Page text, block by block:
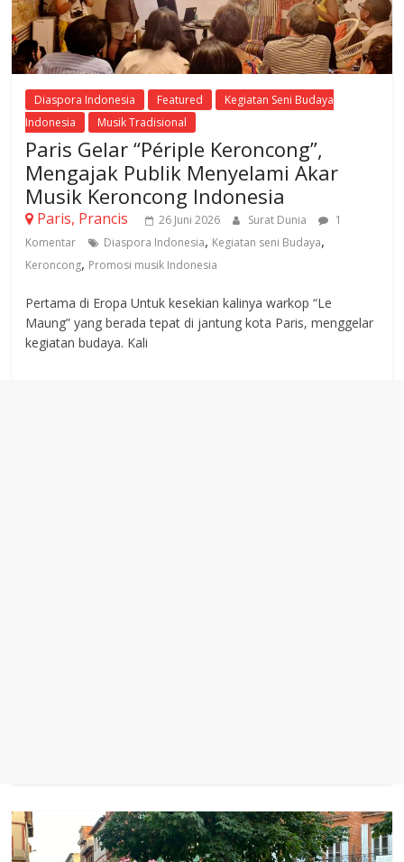
Diaspora Indonesia Featured
Kegiatan Seni Budaya
Indonesia
Musik Tradisional
Paris Gelar “Périple Keroncong”,
Mengajak Publik Menyelami Akar
Musik Keroncong Indonesia
Paris, Prancis 26 Juni 2026 Surat Dunia
1
Komentar
Diaspora Indonesia, Kegiatan seni Budaya,
Keroncong, Promosi musik Indonesia
Pertama di Eropa Untuk kesekian kalinya warkop “Le
Maung” yang berada tepat di jantung kota Paris, menggelar
kegiatan budaya. Kali